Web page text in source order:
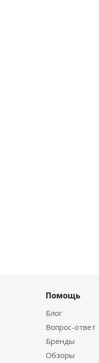
Помощь
Блог
Вопрос-ответ
Бренды
Обзоры